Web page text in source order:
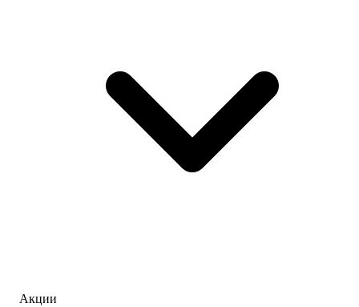
Акции